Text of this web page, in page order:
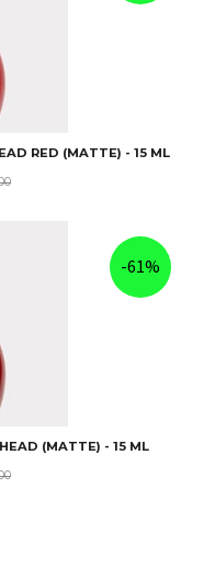
RED (MATTE) - 15 ML
Rabatt
(MATTE) - 15 ML
Rabatt
-61%